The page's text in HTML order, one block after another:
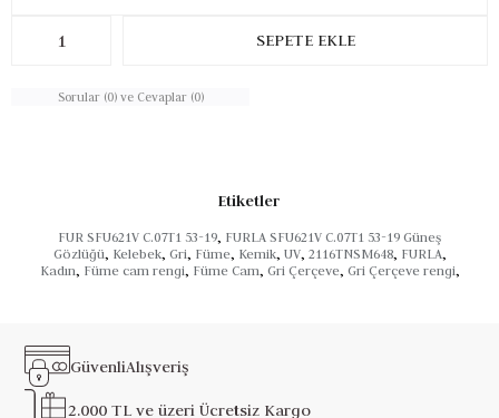
Sorular (0) ve Cevaplar (0)
Etiketler
FUR SFU621V C.07T1 53-19, FURLA SFU621V C.07T1 53-19 Güneş
Gözlüğü, Kelebek, Gri, Füme, Kemik, UV, 2116TNSM648, FURLA,
Kadın, Füme cam rengi, Füme Cam, Gri Çerçeve, Gri Çerçeve rengi,
GüvenliAlışveriş
2.000 TL ve üzeriÜcretsiz Kargo